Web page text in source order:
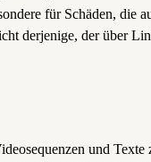
für Schäden, die
derjenige, der über
und Texte